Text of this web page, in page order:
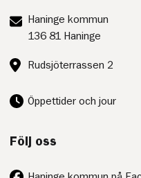
Postadress:
Haninge kommun
136 81 Haninge
Besöksadress:
Rudsjöterrassen 2
Öppettider och jour
Följ oss